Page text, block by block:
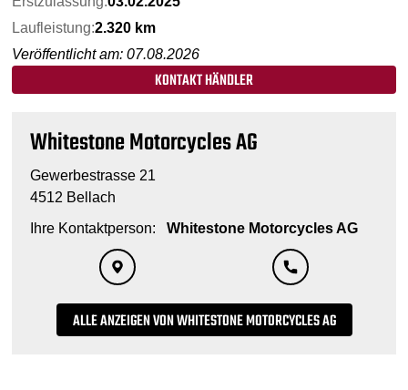
Laufleistung:2.320 km
Veröffentlicht am: 07.08.2026
KONTAKT HÄNDLER
Whitestone Motorcycles AG
Gewerbestrasse 21
4512 Bellach
Ihre Kontaktperson:
Whitestone Motorcycles AG
ALLE ANZEIGEN VON WHITESTONE MOTORCYCLES AG